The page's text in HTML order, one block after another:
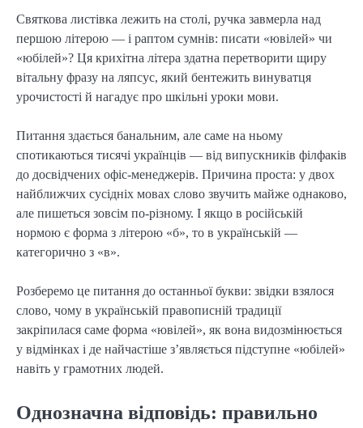
Святкова листівка лежить на столі, ручка завмерла над
першою літерою — і раптом сумнів: писати «ювілей» чи
«юбілей»? Ця крихітна літера здатна перетворити щиру
вітальну фразу на ляпсус, який бентежить винуватця
урочистості й нагадує про шкільні уроки мови.
Питання здається банальним, але саме на ньому
спотикаються тисячі українців — від випускників філфаків
до досвідчених офіс-менеджерів. Причина проста: у двох
найближчих сусідніх мовах слово звучить майже однаково,
але пишеться зовсім по-різному. І якщо в російській
нормою є форма з літерою «б», то в українській —
категорично з «в».
Розберемо це питання до останньої букви: звідки взялося
слово, чому в українській правописній традиції
закріпилася саме форма «ювілей», як вона видозмінюється
у відмінках і де найчастіше з’являється підступне «юбілей»
навіть у грамотних людей.
Однозначна відповідь: правильно